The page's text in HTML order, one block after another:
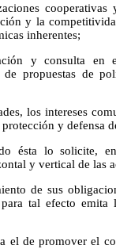
y la
inherentes;
y consulta en
propuestas de
los intereses
y defensa
ésta lo solicite,
y vertical de las
de sus
tal efecto
el de promover el